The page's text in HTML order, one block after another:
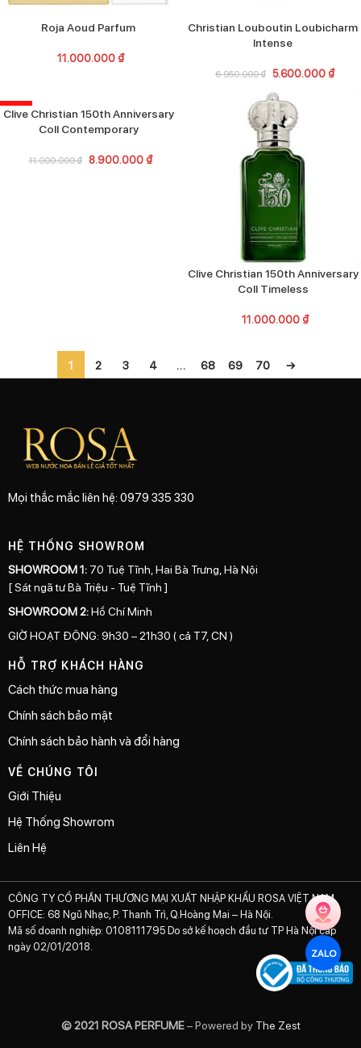
ZALO
Roja Aoud Parfum
11.000.000 ₫
Christian Louboutin Loubicharm
Intense
6.950.000₫ 5.600.000 ₫
-19%
Clive Christian 150th Anniversary
Coll Contemporary
11.000.000₫ 8.900.000 ₫
Clive Christian 150th Anniversary
Coll Timeless
11.000.000 ₫
1 2 3 4 … 68 69 70 →
Mọi thắc mắc liên hệ: 0979 335 330
HỆ THỐNG SHOWROM
SHOWROOM 1: 70 Tuệ Tĩnh, Hai Bà Trưng, Hà Nội
[ Sát ngã tư Bà Triệu - Tuệ Tĩnh ]
SHOWROOM 2:Hồ Chí Minh
GIỜ HOẠT ĐỘNG: 9h30 – 21h30 ( cả T7, CN )
HỖ TRỢ KHÁCH HÀNG
Cách thức mua hàng
Chính sách bảo mật
Chính sách bảo hành và đổi hàng
VỀ CHÚNG TÔI
Giới Thiệu
Hệ Thống Showrom
Liên Hệ
CÔNG TY CỔ PHẦN THƯƠNG MẠI XUẤT NHẬP KHẨU ROSA VIỆT NAM
OFFICE: 68 Ngũ Nhạc, P. Thanh Trì, Q.Hoàng Mai – Hà Nội.
Mã số doanh nghiệp: 0108111795 Do sở kế hoạch đầu tư TP Hà Nội cấp
ngày 02/01/2018.
© 2021 ROSA PERFUME– Powered byThe Zest